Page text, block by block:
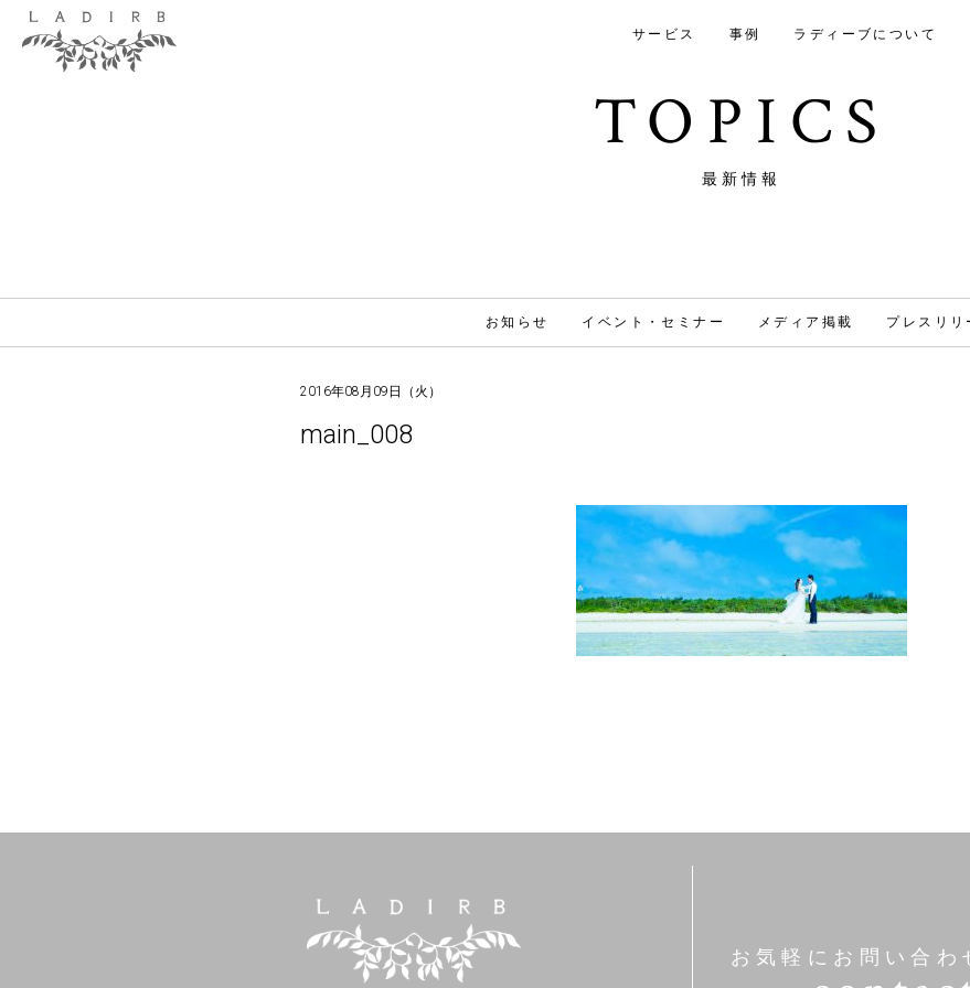
サービス 事例 ラディーブについて
TOPICS
最新情報
お知らせ イベント・セミナー メディア掲載 プレスリリ
2016年08月09日（火）
main_008
お気軽にお問い合わ